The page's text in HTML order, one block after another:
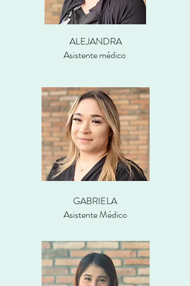
ALEJANDRA
Asistente médico
GABRIELA
Asistente Médico